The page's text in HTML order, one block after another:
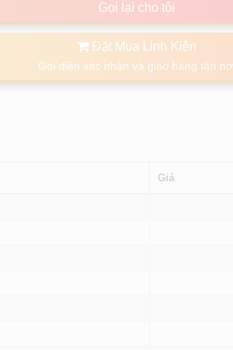
Gọi lại cho tôi
Đặt Mua Linh Kiện
Gọi điện xác nhận và giao hàng tận
Giá